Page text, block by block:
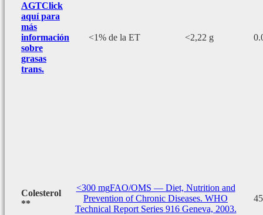
AGTClick
aquí para
más
información
sobre
grasas
trans.
<1% de la ET <2,22 g
Colesterol
**
<300 mgFAO/OMS — Diet, Nutrition and
Prevention of Chronic Diseases. WHO
Technical Report Series 916 Geneva, 2003.